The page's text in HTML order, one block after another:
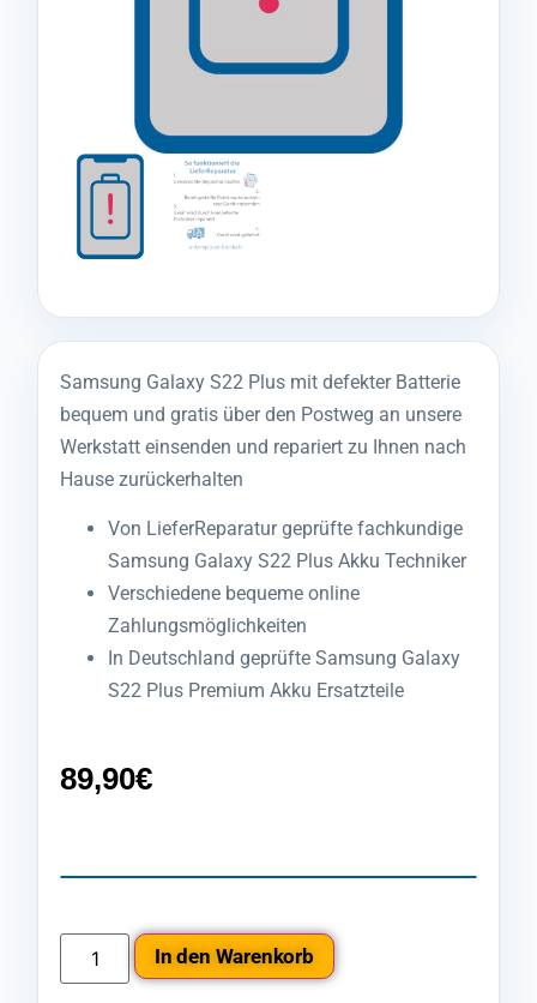
Samsung Galaxy S22 Plus mit defekter Batterie
bequem und gratis über den Postweg an unsere
Werkstatt einsenden und repariert zu Ihnen nach
Hause zurückerhalten
Von LieferReparatur geprüfte fachkundige
Samsung Galaxy S22 Plus Akku Techniker
Verschiedene bequeme online
Zahlungsmöglichkeiten
In Deutschland geprüfte Samsung Galaxy
S22 Plus Premium Akku Ersatzteile
89,90€
In den Warenkorb